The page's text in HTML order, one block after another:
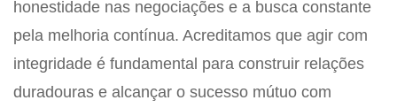
honestidade nas negociações e a busca constante
pela melhoria contínua. Acreditamos que agir com
integridade é fundamental para construir relações
duradouras e alcançar o sucesso mútuo com